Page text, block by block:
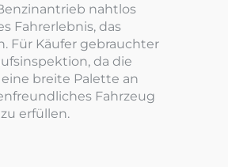
nahtlos
Fahrerlebnis, das
Für Käufer gebrauchter
da die
breite Palette an
Fahrzeug
erfüllen.